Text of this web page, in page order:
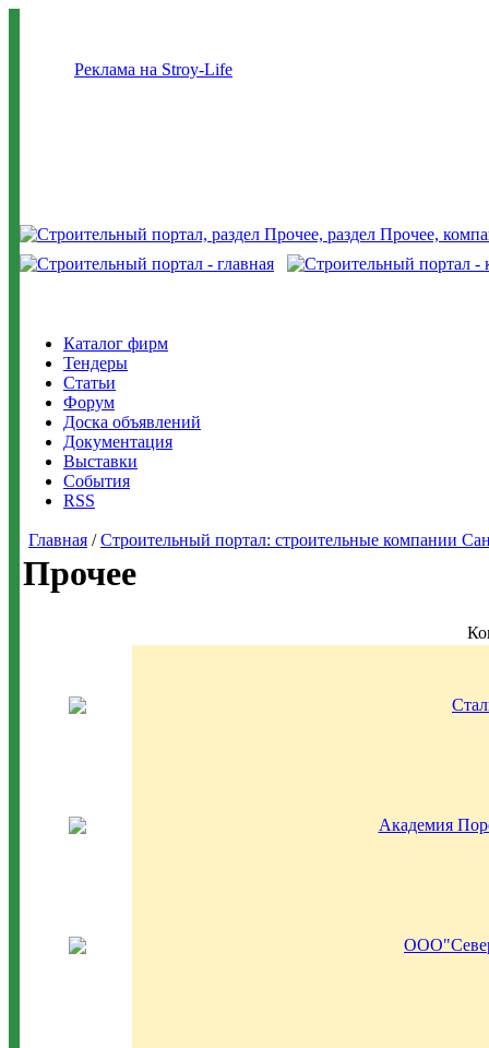
Реклама на Stroy-Life
Каталог фирм
Тендеры
Статьи
Форум
Доска объявлений
Документация
Выставки
События
RSS
Главная /Строительный портал: строительные компании
Прочее
Академия